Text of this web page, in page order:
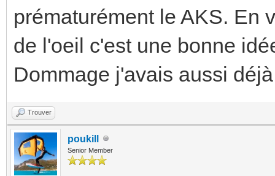
prématurément le AKS. En
de l'oeil c'est une bonne
Dommage j'avais aussi
Trouver
poukill
Senior Member